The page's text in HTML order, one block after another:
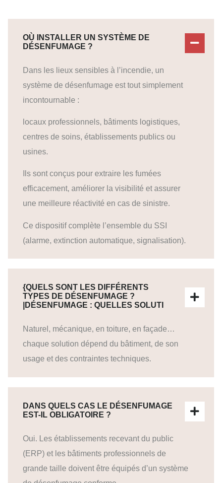
OÙ INSTALLER UN SYSTÈME DE
DÉSENFUMAGE ?
Dans les lieux sensibles à l’incendie, un
système de désenfumage est tout simplement
incontournable :
locaux professionnels, bâtiments logistiques,
centres de soins, établissements publics ou
usines.
Ils sont conçus pour extraire les fumées
efficacement, améliorer la visibilité et assurer
une meilleure réactivité en cas de sinistre.
Ce dispositif complète l’ensemble du SSI
(alarme, extinction automatique, signalisation).
{QUELS SONT LES DIFFÉRENTS
TYPES DE DÉSENFUMAGE ?
|DÉSENFUMAGE : QUELLES SOLUTI
Naturel, mécanique, en toiture, en façade…
chaque solution dépend du bâtiment, de son
usage et des contraintes techniques.
DANS QUELS CAS LE DÉSENFUMAGE
EST-IL OBLIGATOIRE ?
Oui. Les établissements recevant du public
(ERP) et les bâtiments professionnels de
grande taille doivent être équipés d’un système